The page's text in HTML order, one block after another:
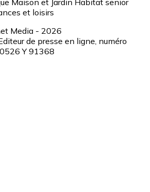
Maison et Jardin Habitat senior
et loisirs
Media - 2026
de presse en ligne, numéro
Y 91368